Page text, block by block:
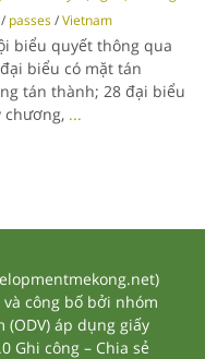
/ passes/Vietnam
biểu quyết thông qua
biểu có mặt tán
tán thành; 28 đại biểu
chương, ...
công bố bởi nhóm
áp dụng giấy
Ghi công – Chia sẻ